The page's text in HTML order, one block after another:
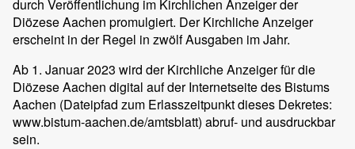
durch Veröffentlichung im Kirchlichen Anzeiger der
Diözese Aachen promulgiert. Der Kirchliche Anzeiger
erscheint in der Regel in zwölf Ausgaben im Jahr.
Ab 1. Januar 2023 wird der Kirchliche Anzeiger für die
Diözese Aachen digital auf der Internetseite des Bistums
Aachen (Dateipfad zum Erlasszeitpunkt dieses Dekretes:
www.bistum-aachen.de/amtsblatt) abruf- und ausdruckbar
sein.